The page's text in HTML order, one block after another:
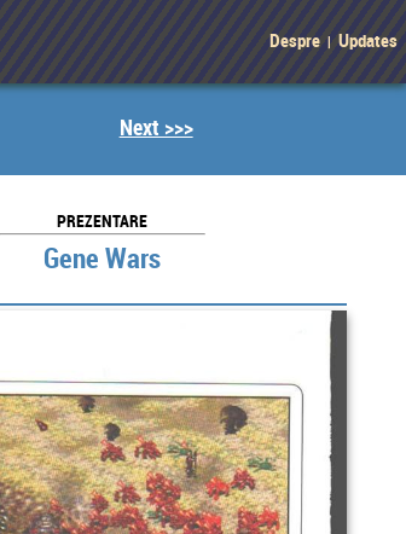
Despre| Updates
Next >>>
PREZENTARE
Gene Wars